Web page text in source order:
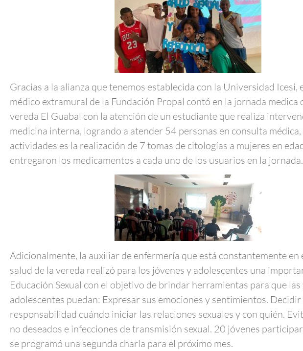
Gracias a la alianza que tenemos establecida con la Universidad Icesi,
médico extramural de la Fundación Propal contó en la jornada medica
vereda El Guabal con la atención de un estudiante que realiza
medicina interna, logrando a atender 54 personas en consulta
actividades es la realización de 7 tomas de citologías a mujeres en
entregaron los medicamentos a cada uno de los usuarios en la jornada.
Adicionalmente, la auxiliar de enfermería que está constantemente en
salud de la vereda realizó para los jóvenes y adolescentes una
Educación Sexual con el objetivo de brindar herramientas para que las
adolescentes puedan: Expresar sus emociones y sentimientos.
responsabilidad cuándo iniciar las relaciones sexuales y con quién.
no deseados e infecciones de transmisión sexual. 20 jóvenes
se programó una segunda charla para el próximo mes.